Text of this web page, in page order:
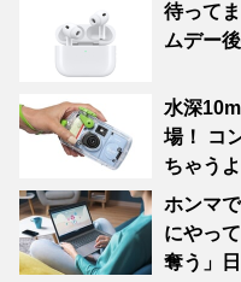
待って
ムデー
水深
場！ コ
ちゃうよ
ホンマ
にやっ
奪う」日